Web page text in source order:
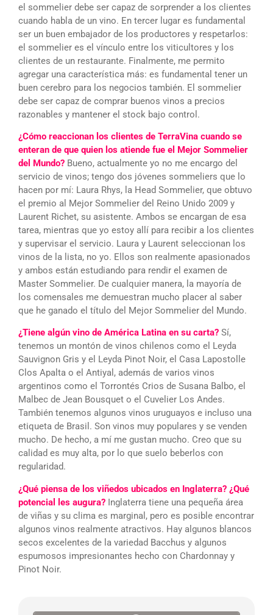
el sommelier debe ser capaz de sorprender a los clientes
cuando habla de un vino. En tercer lugar es fundamental
ser un buen embajador de los productores y respetarlos:
el sommelier es el vínculo entre los viticultores y los
clientes de un restaurante. Finalmente, me permito
agregar una característica más: es fundamental tener un
buen cerebro para los negocios también. El sommelier
debe ser capaz de comprar buenos vinos a precios
razonables y mantener el stock bajo control.
¿Cómo reaccionan los clientes de TerraVina cuando se
enteran de que quien los atiende fue el Mejor Sommelier
del Mundo? Bueno, actualmente yo no me encargo del
servicio de vinos; tengo dos jóvenes sommeliers que lo
hacen por mí: Laura Rhys, la Head Sommelier, que obtuvo
el premio al Mejor Sommelier del Reino Unido 2009 y
Laurent Richet, su asistente. Ambos se encargan de esa
tarea, mientras que yo estoy allí para recibir a los clientes
y supervisar el servicio. Laura y Laurent seleccionan los
vinos de la lista, no yo. Ellos son realmente apasionados
y ambos están estudiando para rendir el examen de
Master Sommelier. De cualquier manera, la mayoría de
los comensales me demuestran mucho placer al saber
que he ganado el título del Mejor Sommelier del Mundo.
¿Tiene algún vino de América Latina en su carta? Sí,
tenemos un montón de vinos chilenos como el Leyda
Sauvignon Gris y el Leyda Pinot Noir, el Casa Lapostolle
Clos Apalta o el Antiyal, además de varios vinos
argentinos como el Torrontés Crios de Susana Balbo, el
Malbec de Jean Bousquet o el Cuvelier Los Andes.
También tenemos algunos vinos uruguayos e incluso una
etiqueta de Brasil. Son vinos muy populares y se venden
mucho. De hecho, a mí me gustan mucho. Creo que su
calidad es muy alta, por lo que suelo beberlos con
regularidad.
¿Qué piensa de los viñedos ubicados en Inglaterra? ¿Qué
potencial les augura? Inglaterra tiene una pequeña área
de viñas y su clima es marginal, pero es posible encontrar
algunos vinos realmente atractivos. Hay algunos blancos
secos excelentes de la variedad Bacchus y algunos
espumosos impresionantes hecho con Chardonnay y
Pinot Noir.